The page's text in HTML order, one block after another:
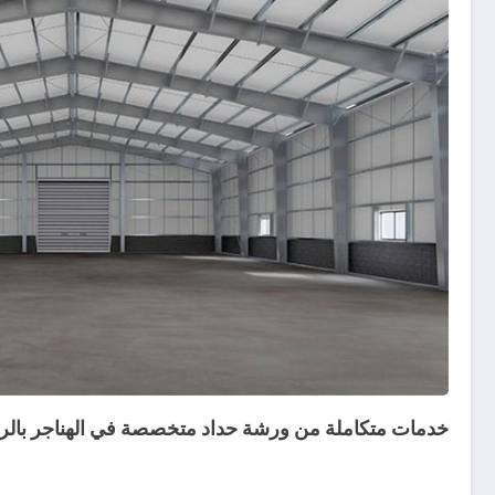
خدمات متكاملة من ورشة حداد متخصصة في الهناجر